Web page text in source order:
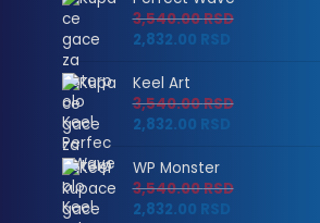
3,540.00RSD
2,832.00 RSD
Keel Art
3,540.00RSD
2,832.00 RSD
WP Monster
3,540.00RSD
2,832.00 RSD